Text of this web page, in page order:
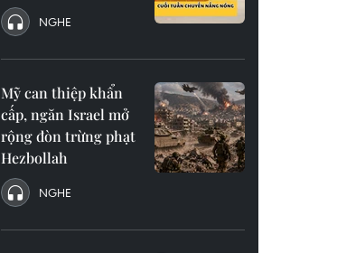
NGHE
Mỹ can thiệp khẩn
cấp, ngăn Israel mở
rộng đòn trừng phạt
Hezbollah
NGHE